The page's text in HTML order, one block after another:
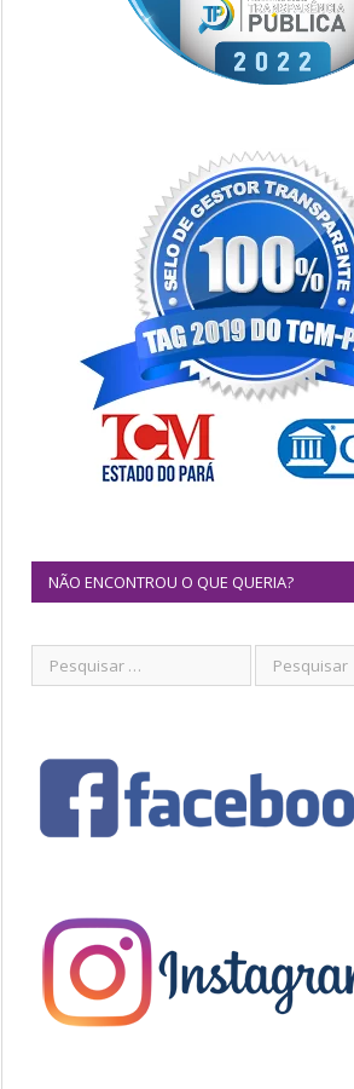
NÃO ENCONTROU O QUE QUERIA?